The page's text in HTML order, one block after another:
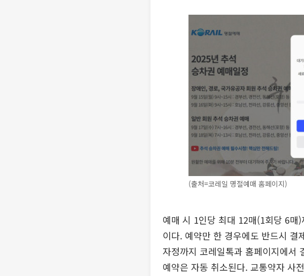
(출처=코레일 명절예매 홈페이지)
예매 시 1인당 최대 12매(1회당 6매
이다. 예약만 한 경우에도 반드시 결
자정까지 코레일톡과 홈페이지에서
예약은 자동 취소된다. 교통약자 사